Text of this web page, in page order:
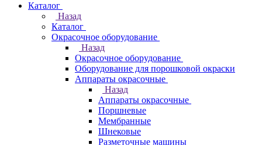
Каталог
Назад
Каталог
Окрасочное оборудование
Назад
Окрасочное оборудование
Оборудование для порошковой окраски
Аппараты окрасочные
Назад
Аппараты окрасочные
Поршневые
Мембранные
Шнековые
Разметочные машины